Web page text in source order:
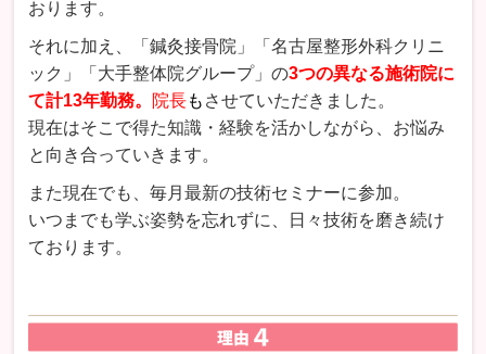
おります。
それに加え、「鍼灸接骨院」「名古屋整形外科クリニ
ック」「大手整体院グループ」の3つの異なる施術院に
て計13年勤務。
院長も させていただきました。
現在はそこで得た知識・経験を活かしながら、お悩み
と向き合っていきます。
また現在でも、毎月最新の技術セミナーに参加。
いつまでも学ぶ姿勢を忘れずに、日々技術を磨き続け
ております。